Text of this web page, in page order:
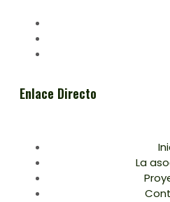
Enlace Directo
La